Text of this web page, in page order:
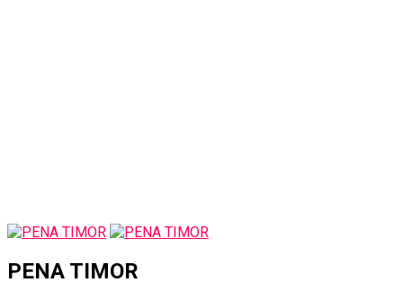
PENA TIMOR